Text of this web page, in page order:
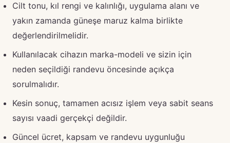
Cilt tonu, kıl rengi ve kalınlığı, uygulama alanı ve
yakın zamanda güneşe maruz kalma birlikte
değerlendirilmelidir.
Kullanılacak cihazın marka-modeli ve sizin için
neden seçildiği randevu öncesinde açıkça
sorulmalıdır.
Kesin sonuç, tamamen acısız işlem veya sabit seans
sayısı vaadi gerçekçi değildir.
Güncel ücret, kapsam ve randevu uygunluğu